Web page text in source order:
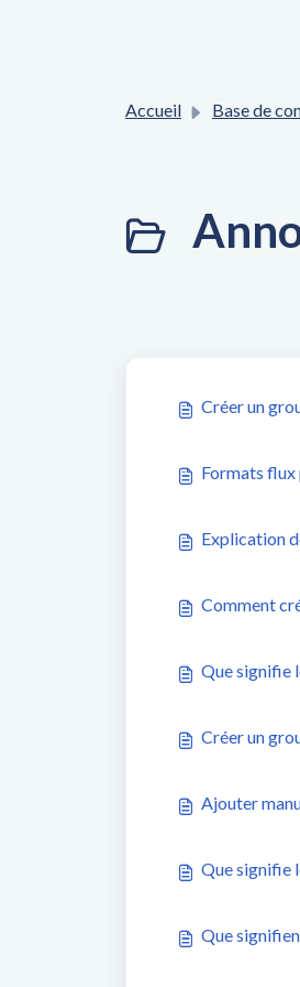
Accueil Base de
Créer un
Formats
Explication
Comment
Que signifie
Créer un
Ajouter
Que signifie
Que